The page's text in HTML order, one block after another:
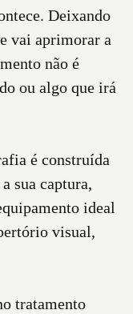
Deixando
vai aprimorar a
não é
ou algo que irá
é construída
sua captura,
ideal
visual,
tratamento